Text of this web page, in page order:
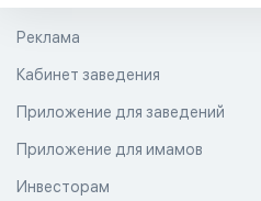
Реклама
Кабинет заведения
Приложение для заведений
Приложение для имамов
Инвесторам